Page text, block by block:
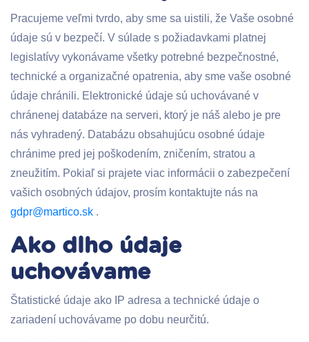
Pracujeme veľmi tvrdo, aby sme sa uistili, že Vaše osobné
údaje sú v bezpečí. V súlade s požiadavkami platnej
legislatívy vykonávame všetky potrebné bezpečnostné,
technické a organizačné opatrenia, aby sme vaše osobné
údaje chránili. Elektronické údaje sú uchovávané v
chránenej databáze na serveri, ktorý je náš alebo je pre
nás vyhradený. Databázu obsahujúcu osobné údaje
chránime pred jej poškodením, zničením, stratou a
zneužitím. Pokiaľ si prajete viac informácii o zabezpečení
vašich osobných údajov, prosím kontaktujte nás na
gdpr@martico.sk .
Ako dlho údaje
uchovávame
Štatistické údaje ako IP adresa a technické údaje o
zariadení uchovávame po dobu neurčitú.